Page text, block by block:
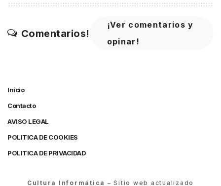
Comentarios!
¡Ver comentarios y
opinar!
Inicio
Contacto
AVISO LEGAL
POLITICA DE COOKIES
POLITICA DE PRIVACIDAD
Cultura Informática – Sitio web actualizado